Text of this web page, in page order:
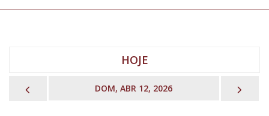
HOJE
DOM, ABR 12, 2026